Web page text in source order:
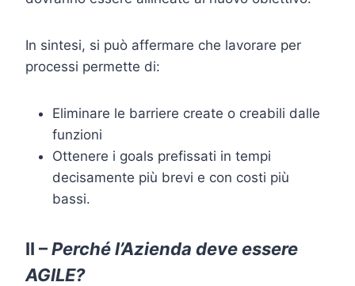
In sintesi, si può affermare che lavorare per
processi permette di:
Eliminare le barriere create o creabili dalle
funzioni
Ottenere i goals prefissati in tempi
decisamente più brevi e con costi più
bassi.
II –Perché l’Azienda deve essere
AGILE?